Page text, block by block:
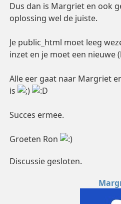
Dus dan is Margriet en ook
oplossing wel de juiste.
Je public_html moet leeg
inzet en je moet een nieuwe
Alle eer gaat naar Margriet
is
Succes ermee.
Groeten Ron
Discussie gesloten.